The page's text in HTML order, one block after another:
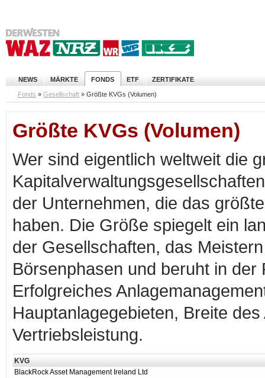
NEWS MÄRKTE FONDS ETF ZERTIFIKATE
Fonds » Gesellschaft » Größte KVGs (Volumen)
Größte KVGs (Volumen)
Wer sind eigentlich weltweit die
der Unternehmen, die das
haben. Die Größe spiegelt ein
der Gesellschaften, das
Börsenphasen und beruht in
Erfolgreiches
Hauptanlagegebieten, Breite
Vertriebsleistung.
KVG
BlackRock Asset Management Ireland Ltd